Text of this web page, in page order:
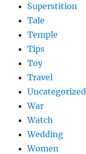
Superstition
Tale
Temple
Tips
Toy
Travel
Uncategorized
War
Watch
Wedding
Women